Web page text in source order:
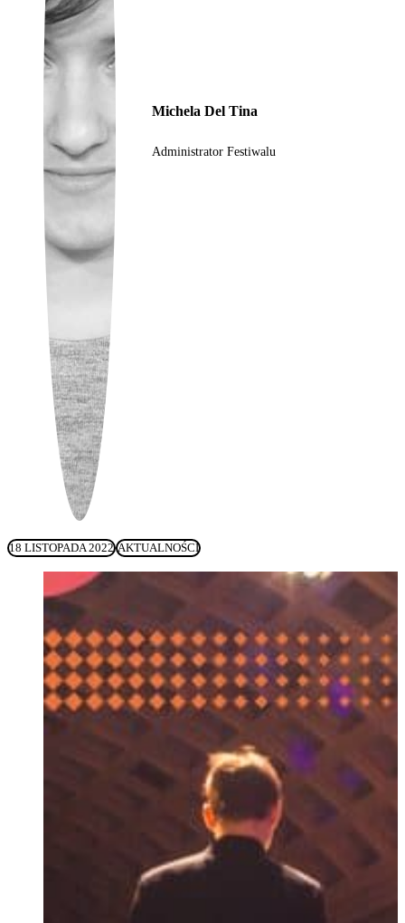
Ukrainian
Michela Del Tina
Administrator Festiwalu
18 LISTOPADA 2022 AKTUALNOŚCI